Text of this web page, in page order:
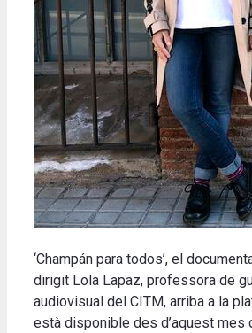
‘Champán para todos’, el
dirigit Lola Lapaz, professora de
audiovisual del CITM, arriba a la
està disponible des d’aquest mes